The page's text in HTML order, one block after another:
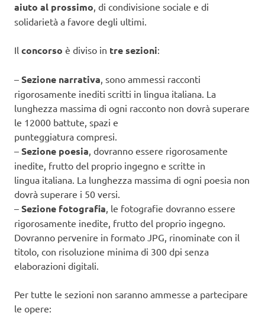
aiuto al prossimo, di condivisione sociale e di
solidarietà a favore degli ultimi.
Il concorso è diviso in tre sezioni:
– Sezione narrativa, sono ammessi racconti
rigorosamente inediti scritti in lingua italiana. La
lunghezza massima di ogni racconto non dovrà superare
le 12000 battute, spazi e
punteggiatura compresi.
– Sezione poesia, dovranno essere rigorosamente
inedite, frutto del proprio ingegno e scritte in
lingua italiana. La lunghezza massima di ogni poesia non
dovrà superare i 50 versi.
– Sezione fotografia, le fotografie dovranno essere
rigorosamente inedite, frutto del proprio ingegno.
Dovranno pervenire in formato JPG, rinominate con il
titolo, con risoluzione minima di 300 dpi senza
elaborazioni digitali.
Per tutte le sezioni non saranno ammesse a partecipare
le opere: